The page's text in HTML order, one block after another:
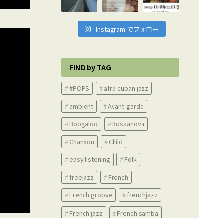
Instagram でフォロー
FIND by TAG
#POPS
afro cuban jazz
ambient
Avant-garde
Boogaloo
Bossanova
Chanson
Child
easy listening
Folk
freejazz
French
French groove
frenchjazz
French jazz
French samba